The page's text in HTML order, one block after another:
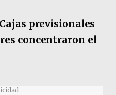
previsionales
concentraron el